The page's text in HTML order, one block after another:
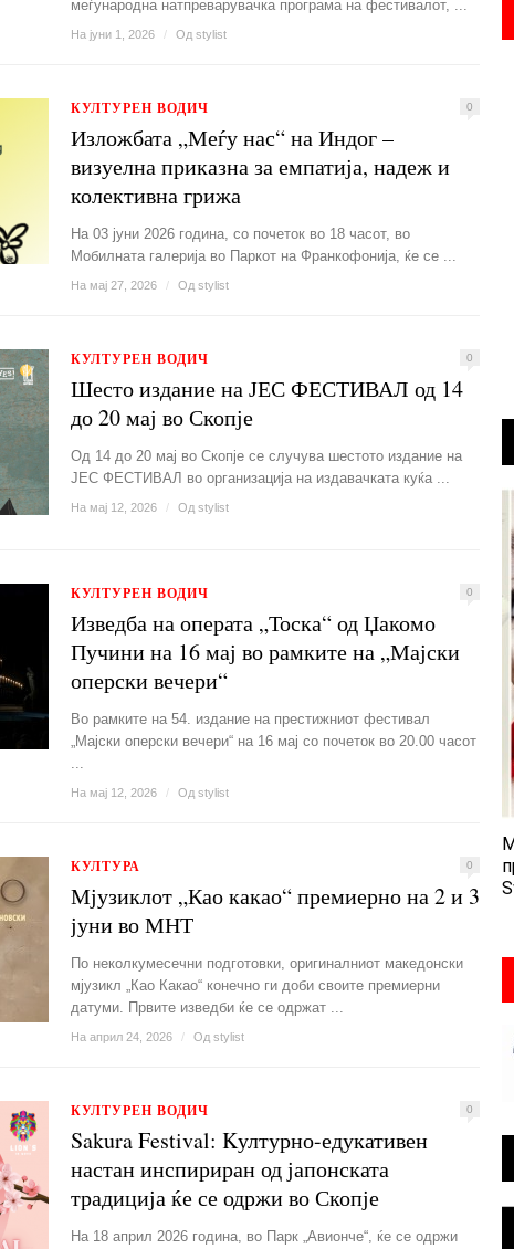
меѓународна натпреварувачка програма на фестивалот, ...
На јуни 1, 2026 / Од stylist
КУЛТУРЕН ВОДИЧ 0
Изложбата „Меѓу нас“ на Индог –
визуелна приказна за емпатија, надеж и
колективна грижа
На 03 јуни 2026 година, со почеток во 18 часот, во
Мобилната галерија во Паркот на Франкофонија, ќе се ...
На мај 27, 2026 / Од stylist
КУЛТУРЕН ВОДИЧ 0
Шесто издание на ЈЕС ФЕСТИВАЛ од 14
до 20 мај во Скопје
Од 14 до 20 мај во Скопје се случува шестото издание на
ЈЕС ФЕСТИВАЛ во организација на издавачката куќа ...
На мај 12, 2026 / Од stylist
КУЛТУРЕН ВОДИЧ 0
Изведба на операта „Тоска“ од Џакомо
Пучини на 16 мај во рамките на „Мајски
оперски вечери“
Во рамките на 54. издание на престижниот фестивал
„Мајски оперски вечери“ на 16 мај со почеток во 20.00 часот
...
На мај 12, 2026 / Од stylist
КУЛТУРА 0
Мјузиклот „Као какао“ премиерно на 2 и 3
јуни во МНТ
По неколкумесечни подготовки, оригиналниот македонски
мјузикл „Као Какао“ конечно ги доби своите премиерни
датуми. Првите изведби ќе се одржат ...
На април 24, 2026 / Од stylist
КУЛТУРЕН ВОДИЧ 0
Sakura Festival: Kултурно-едукативен
настан инспириран од јапонската
традиција ќе се одржи во Скопје
На 18 април 2026 година, во Парк „Авионче“, ќе се одржи